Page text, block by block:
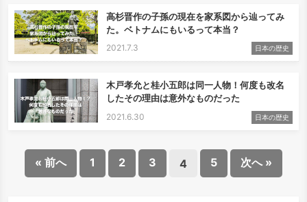
高杉晋作の子孫の現在を家系図から辿ってみ
た。ベトナムにもいるって本当？
2021.7.3 日本の歴史
木戸孝允と桂小五郎は同一人物！何度も改名
したその理由は意外なものだった
2021.6.30 日本の歴史
« 前へ 1 2 3 4 5 次へ »